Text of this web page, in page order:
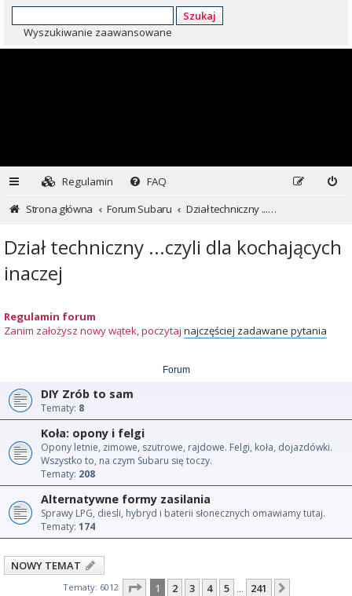
Szukaj
Wyszukiwanie zaawansowane
Regulamin
FAQ
Strona główna
Forum Subaru Dział techniczny ...czyli dla kochających inaczej
Dział techniczny ...czyli dla kochających
inaczej
Regulamin forum
Zanim założysz nowy wątek, poczytaj najczęściej zadawane pytania
Forum
DIY Zrób to sam
Tematy: 8
Koła: opony i felgi
Opony letnie, zimowe, szutrowe, rajdowe. Felgi, koła, dojazdówki.
Wszystko to, na czym Subaru się toczy.
Tematy: 208
Alternatywne formy zasilania
Sprawy LPG, diesli, hybryd i baterii słonecznych omawiamy tutaj.
Tematy: 174
NOWY TEMAT
Tematy: 6012 Strona z241
1 2 3 4 5 241